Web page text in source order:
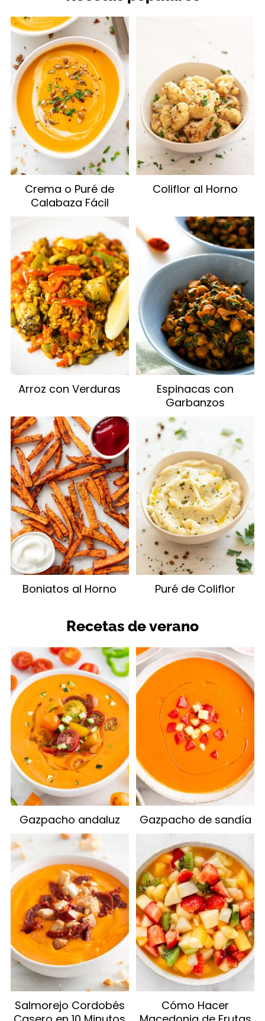
Crema o Puré de
Calabaza Fácil
Coliflor al Horno
Arroz con Verduras
Espinacas con
Garbanzos
Boniatos al Horno Puré de Coliflor
Recetas de verano
Gazpacho andaluz Gazpacho de sandía
Salmorejo Cordobés
Cómo Hacer